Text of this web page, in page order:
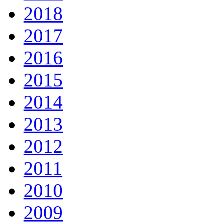
2018
2017
2016
2015
2014
2013
2012
2011
2010
2009